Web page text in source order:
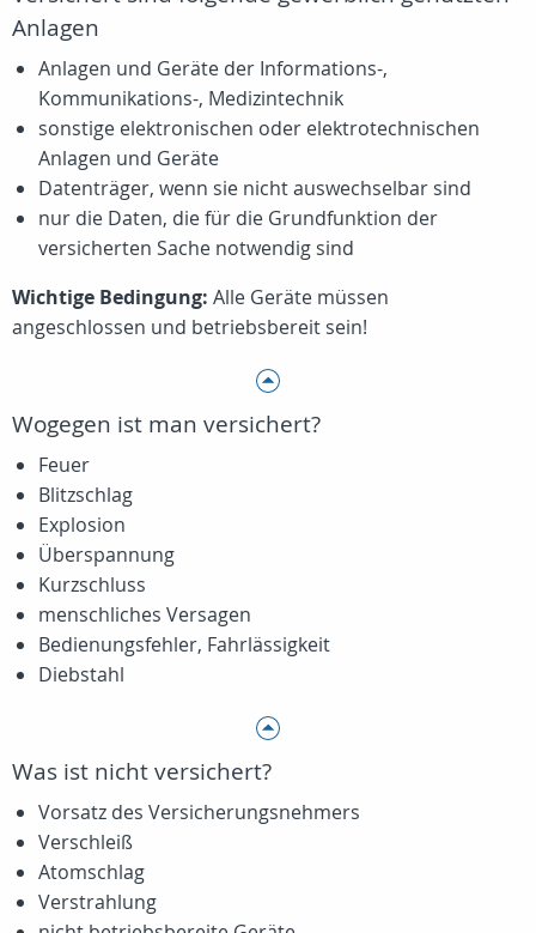
Anlagen
Anlagen und Geräte der Informations-,
Kommunikations-, Medizintechnik
sonstige elektronischen oder elektrotechnischen
Anlagen und Geräte
Datenträger, wenn sie nicht auswechselbar sind
nur die Daten, die für die Grundfunktion der
versicherten Sache notwendig sind
Wichtige Bedingung: Alle Geräte müssen
angeschlossen und betriebsbereit sein!
Wogegen ist man versichert?
Feuer
Blitzschlag
Explosion
Überspannung
Kurzschluss
menschliches Versagen
Bedienungsfehler, Fahrlässigkeit
Diebstahl
Was ist nicht versichert?
Vorsatz des Versicherungsnehmers
Verschleiß
Atomschlag
Verstrahlung